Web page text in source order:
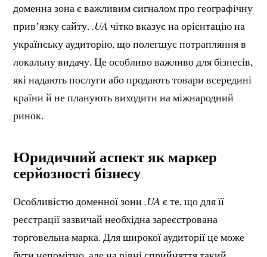
доменна зона є важливим сигналом про географічну
привʼязку сайту..UA чітко вказує на орієнтацію на
українську аудиторію, що полегшує потрапляння в
локальну видачу. Це особливо важливо для бізнесів,
які надають послуги або продають товари всередині
країни й не планують виходити на міжнародний
ринок.
Юридичний аспект як маркер
серйозності бізнесу
Особливістю доменної зони.UA є те, що для її
реєстрації зазвичай необхідна зареєстрована
торговельна марка. Для широкої аудиторії це може